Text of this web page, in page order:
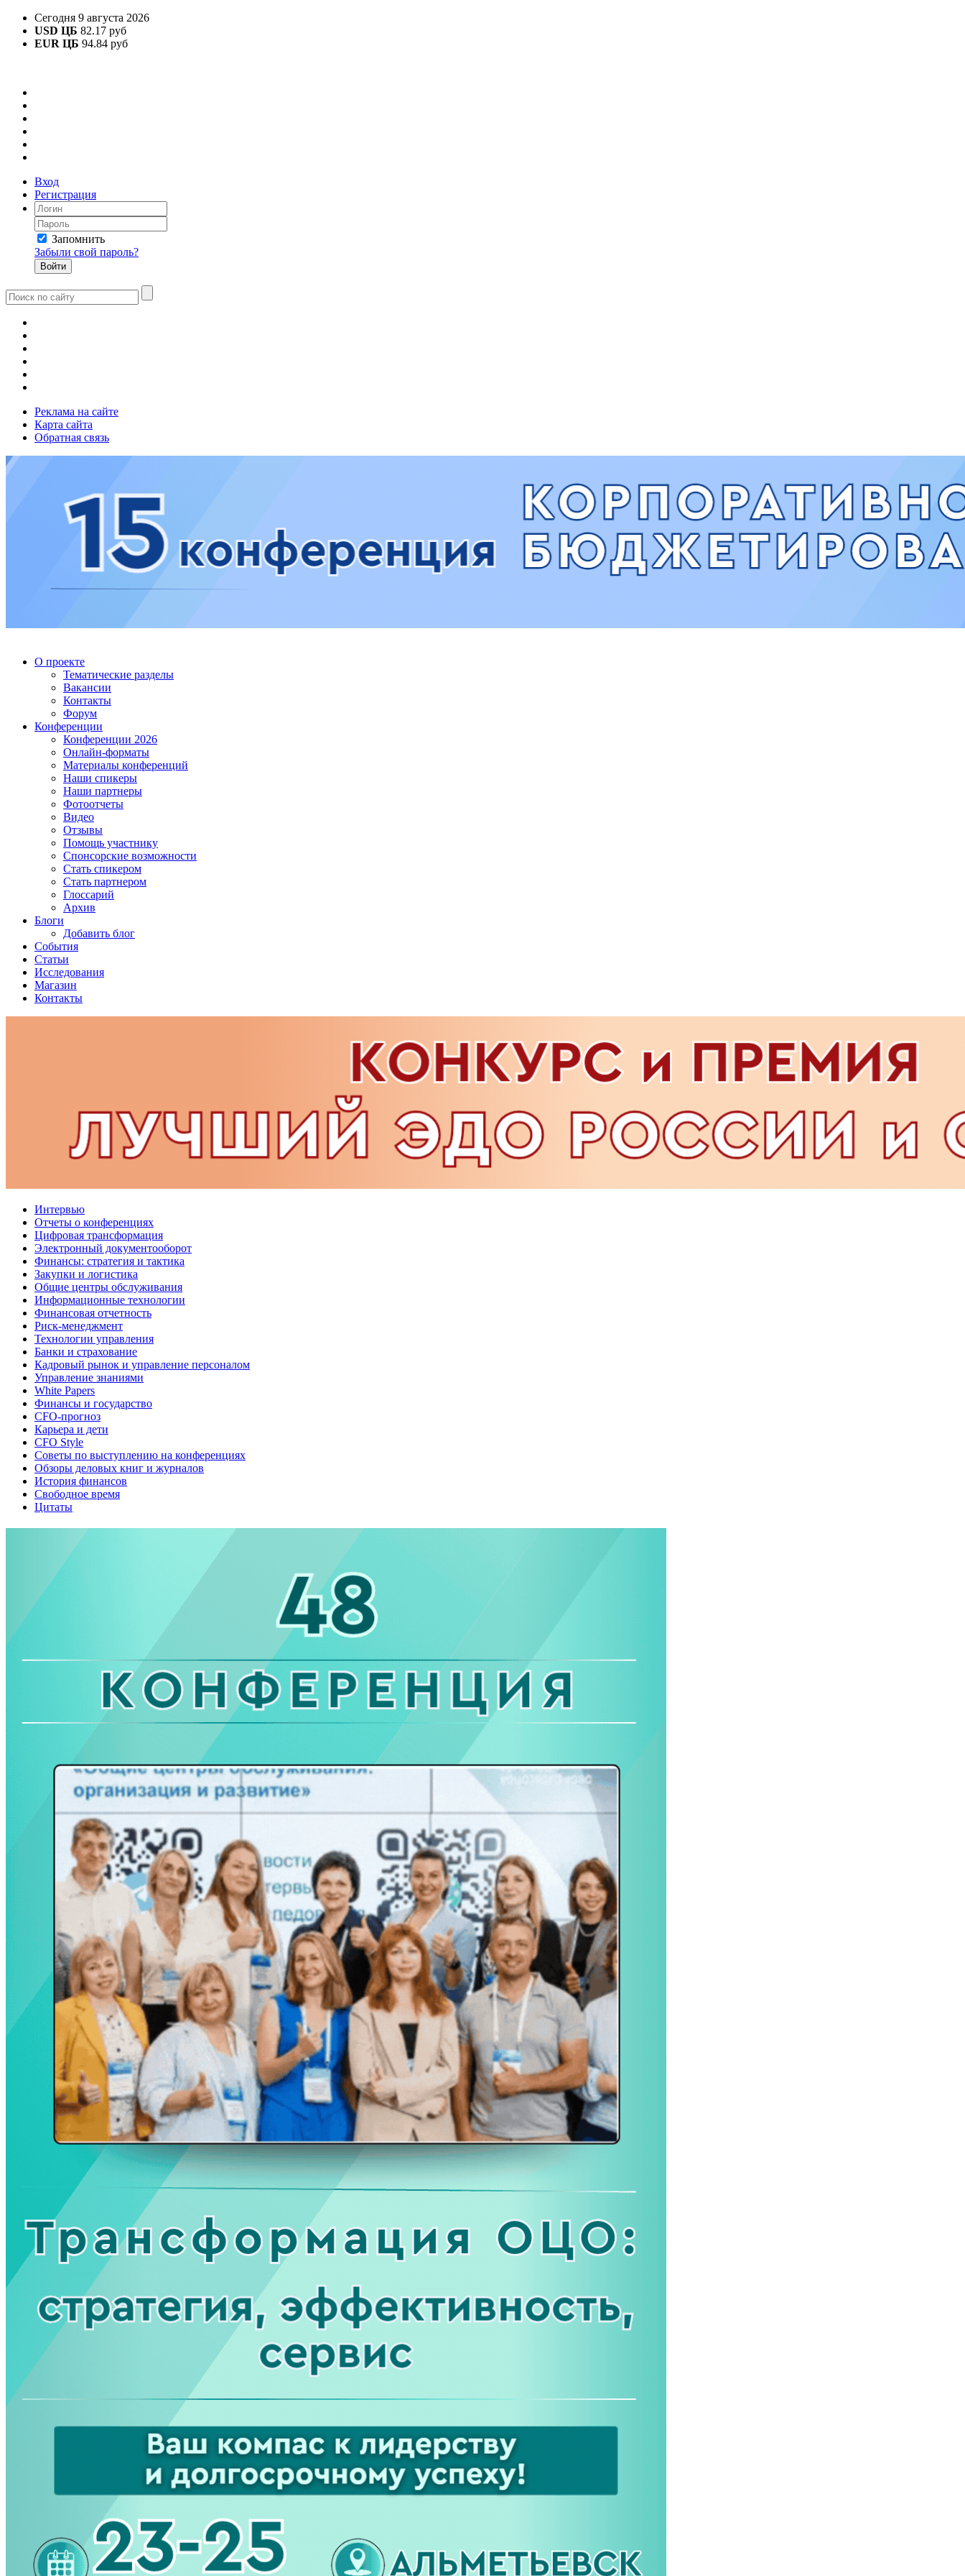
Сегодня 9 августа 2026
USD ЦБ 82.17 руб
EUR ЦБ 94.84 руб
Вход
Регистрация
Запомнить
Забыли свой пароль?
Реклама на сайте
Карта сайта
Обратная связь
О проекте
Тематические разделы
Вакансии
Контакты
Форум
Конференции
Конференции 2026
Онлайн-форматы
Материалы конференций
Наши спикеры
Наши партнеры
Фотоотчеты
Видео
Отзывы
Помощь участнику
Спонсорские возможности
Стать спикером
Стать партнером
Глоссарий
Архив
Блоги
Добавить блог
События
Статьи
Исследования
Магазин
Контакты
Интервью
Отчеты о конференциях
Цифровая трансформация
Электронный документооборот
Финансы: стратегия и тактика
Закупки и логистика
Общие центры обслуживания
Информационные технологии
Финансовая отчетность
Риск-менеджмент
Технологии управления
Банки и страхование
Кадровый рынок и управление персоналом
Управление знаниями
White Papers
Финансы и государство
CFO-прогноз
Карьера и дети
CFO Style
Советы по выступлению на конференциях
Обзоры деловых книг и журналов
История финансов
Свободное время
Цитаты